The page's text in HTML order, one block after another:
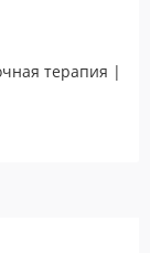
терапия |